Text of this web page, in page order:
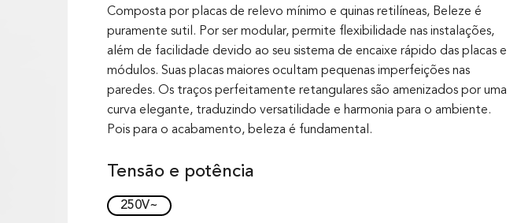
out of 0
based on
customer
rating
Composta por placas de relevo mínimo e quinas retilíneas, Beleze é
puramente sutil. Por ser modular, permite flexibilidade nas instalações,
além de facilidade devido ao seu sistema de encaixe rápido das placas e
módulos. Suas placas maiores ocultam pequenas imperfeições nas
paredes. Os traços perfeitamente retangulares são amenizados por uma
curva elegante, traduzindo versatilidade e harmonia para o ambiente.
Pois para o acabamento, beleza é fundamental.
Tensão e potência
250V~